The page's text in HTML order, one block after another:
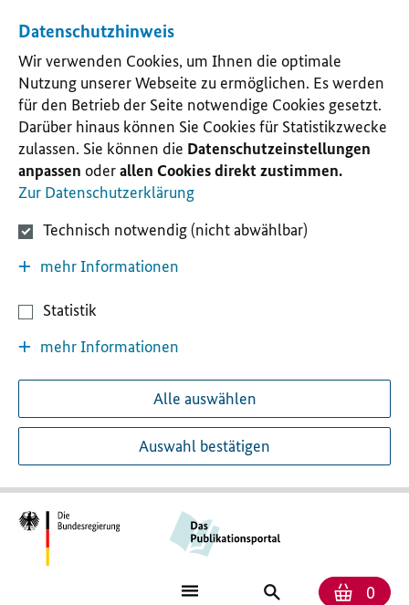
Datenschutzhinweis
Wir verwenden Cookies, um Ihnen die optimale
Nutzung unserer Webseite zu ermöglichen. Es werden
für den Betrieb der Seite notwendige Cookies gesetzt.
Darüber hinaus können Sie Cookies für Statistikzwecke
zulassen. Sie können die Datenschutzeinstellungen
anpassen oderallen Cookies direkt zustimmen.
Zur Datenschutzerklärung
Technisch notwendig (nicht abwählbar)
mehr Informationen
Statistik
mehr Informationen
Alle auswählen
Auswahl bestätigen
0